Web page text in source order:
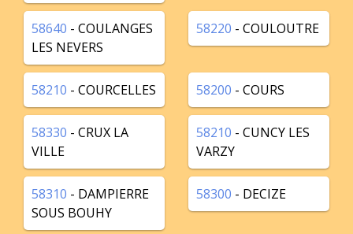
58640 - COULANGES
LES NEVERS
58220 - COULOUTRE
58210 - COURCELLES 58200 - COURS
58330 - CRUX LA
VILLE
58210 - CUNCY LES
VARZY
58310 - DAMPIERRE
SOUS BOUHY
58300 - DECIZE